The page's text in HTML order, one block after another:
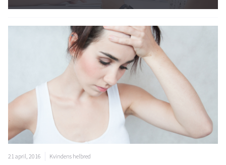
21 april, 2016 Kvindens helbred